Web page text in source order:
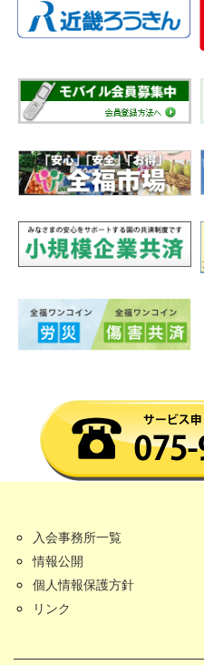
入会事務所一覧
情報公開
個人情報保護方針
リンク